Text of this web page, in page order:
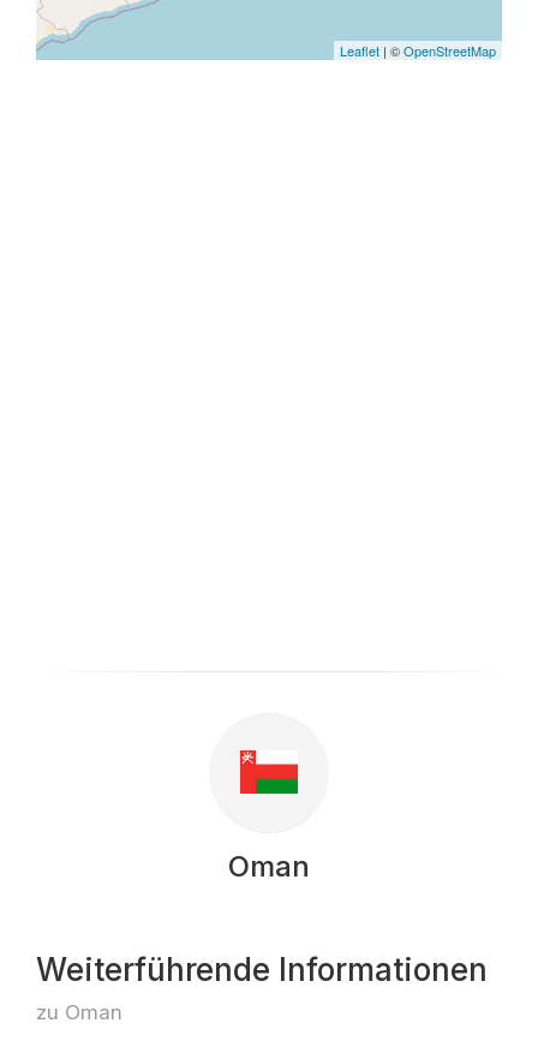
Leaflet | ©OpenStreetMap
Oman
Weiterführende Informationen
zu Oman